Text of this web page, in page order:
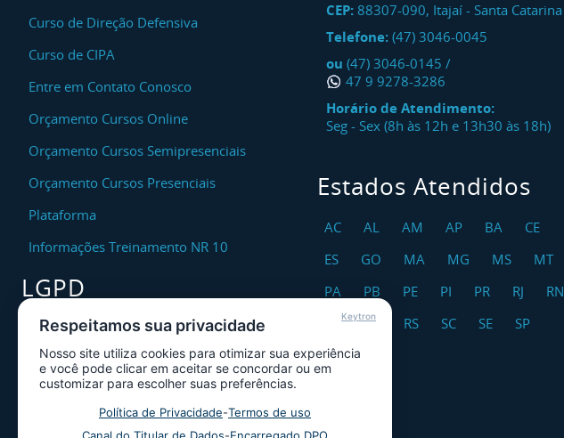
Curso de Direção Defensiva
Curso de CIPA
Entre em Contato Conosco
Orçamento Cursos Online
Orçamento Cursos Semipresenciais
Orçamento Cursos Presenciais
Plataforma
Informações Treinamento NR 10
LGPD
Encarregado DPO
Canal de Atendimento ao Titular dos
Dados
Política de Privacidade
CEP: 88307-090, Itajaí - Santa Catarina
Telefone: (47) 3046-0045
ou (47) 3046-0145 /
47 9 9278-3286
Horário de Atendimento:
Seg - Sex (8h às 12h e 13h30 às 18h)
Estados Atendidos
AC AL AM AP BA
CE
ES
GO MA MG MS
MT
PA
PB PE PI PR RJ
RN
RO
RR RS SC SE
SP
TO
Keytron
Respeitamos sua privacidade
Nosso site utiliza cookies para otimizar sua experiência
e você pode clicar em aceitar se concordar ou em
customizar para escolher suas preferências.
Política de Privacidade-Termos de uso